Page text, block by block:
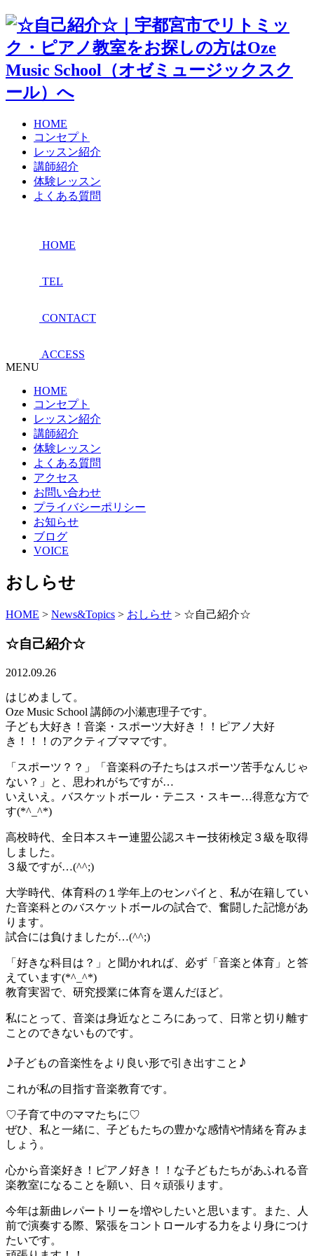
HOME
コンセプト
レッスン紹介
講師紹介
体験レッスン
よくある質問
HOME
TEL
CONTACT
ACCESS
MENU
HOME
コンセプト
レッスン紹介
講師紹介
体験レッスン
よくある質問
アクセス
お問い合わせ
プライバシーポリシー
お知らせ
ブログ
VOICE
おしらせ
HOME > News&Topics > おしらせ > ☆自己紹介☆
☆自己紹介☆
2012.09.26
はじめまして。
Oze Music School 講師の小瀬恵理子です。
子ども大好き！音楽・スポーツ大好き！！ピアノ大好
き！！！のアクティブママです。
「スポーツ？？」「音楽科の子たちはスポーツ苦手なんじゃ
ない？」と、思われがちですが…
いえいえ。バスケットボール・テニス・スキー…得意な方で
す(*^_^*)
高校時代、全日本スキー連盟公認スキー技術検定３級を取得
しました。
３級ですが…(^^;)
大学時代、体育科の１学年上のセンパイと、私が在籍してい
た音楽科とのバスケットボールの試合で、奮闘した記憶があ
ります。
試合には負けましたが…(^^;)
「好きな科目は？」と聞かれれば、必ず「音楽と体育」と答
えています(*^_^*)
教育実習で、研究授業に体育を選んだほど。
私にとって、音楽は身近なところにあって、日常と切り離す
ことのできないものです。
♪子どもの音楽性をより良い形で引き出すこと ♪
これが私の目指す音楽教育です。
♡子育て中のママたちに♡
ぜひ、私と一緒に、子どもたちの豊かな感情や情緒を育みま
しょう。
心から音楽好き！ピアノ好き！！な子どもたちがあふれる音
楽教室になることを願い、日々頑張ります。
今年は新曲レパートリーを増やしたいと思います。また、人
前で演奏する際、緊張をコントロールする力をより身につけ
たいです。